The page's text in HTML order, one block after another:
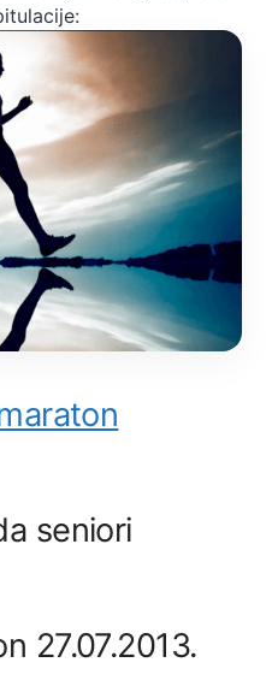
seniori
27.07.2013.